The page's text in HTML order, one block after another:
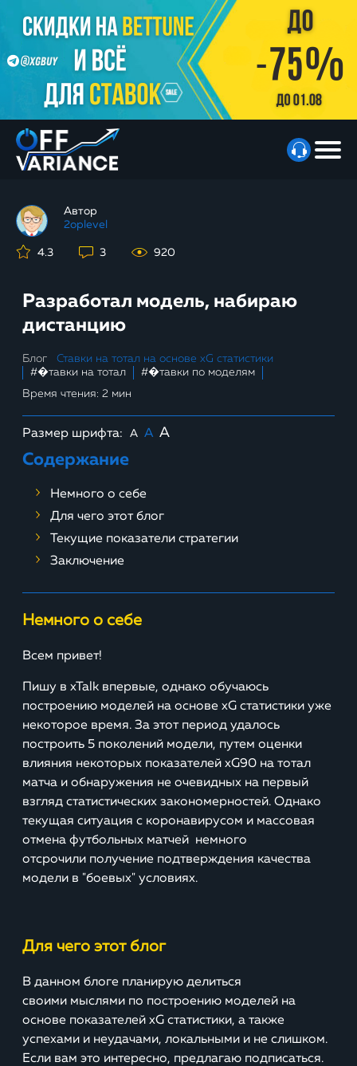
Автор
2oplevel
4.3 3 920
Разработал модель, набираю
дистанцию
Блог
Ставки на тотал на основе xG статистики
#�тавки на тотал
#�тавки по моделям
Время чтения: 2 мин
Содержание
Размер шрифта: A A A
Немного о себе
Для чего этот блог
Текущие показатели стратегии
Заключение
Немного о себе
Всем привет!
Пишу в xTalk впервые, однако обучаюсь
построению моделей на основе xG статистики уже
некоторое время. За этот период удалось
построить 5 поколений модели, путем оценки
влияния некоторых показателей xG90 на тотал
матча и обнаружения не очевидных на первый
взгляд статистических закономерностей. Однако
текущая ситуация с коронавирусом и массовая
отмена футбольных матчей немного
отсрочили получение подтверждения качества
модели в "боевых" условиях.
Для чего этот блог
В данном блоге планирую делиться
своими мыслями по построению моделей на
основе показателей xG статистики, а также
успехами и неудачами, локальными и не слишком.
Если вам это интересно, предлагаю подписаться.